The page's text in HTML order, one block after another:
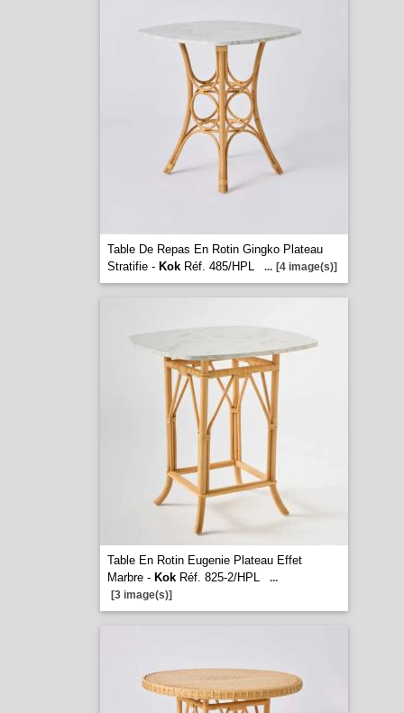
Table De Repas En Rotin Gingko Plateau
Stratifie - KokRéf. 485/HPL ... [4 image(s)]
Table En Rotin Eugenie Plateau Effet
Marbre - KokRéf. 825-2/HPL
...
[3 image(s)]